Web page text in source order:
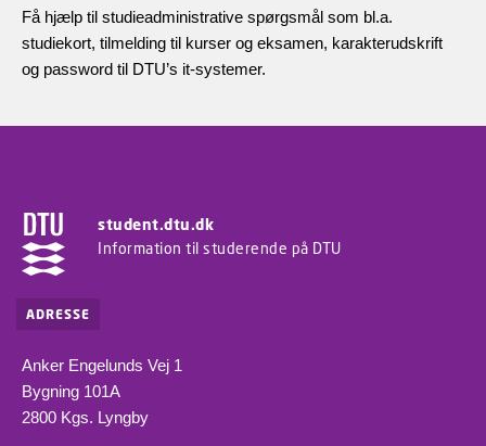
Få hjælp til studieadministrative spørgsmål som bl.a.
studiekort, tilmelding til kurser og eksamen, karakterudskrift
og password til DTU’s it-systemer.
student.dtu.dk
Information til studerende på DTU
ADRESSE
Anker Engelunds Vej 1
Bygning 101A
2800 Kgs. Lyngby